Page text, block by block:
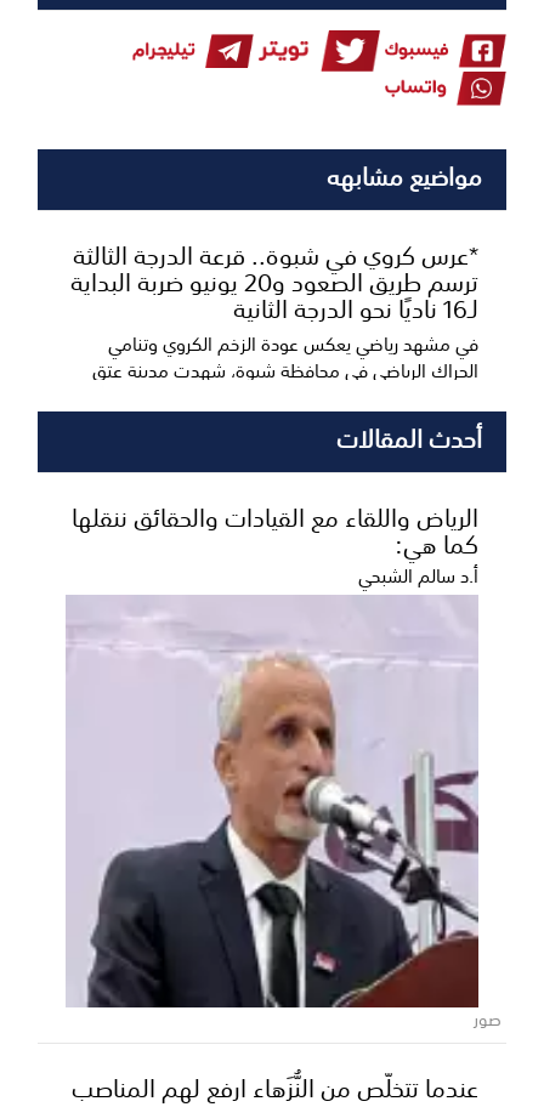
مواضيع مشابهه
*عرس كروي في شبوة.. قرعة الدرجة الثالثة
ترسم طريق الصعود و20 يونيو ضربة البداية
لـ16 ناديًا نحو الدرجة الثانية
في مشهد رياضي يعكس عودة الزخم الكروي وتنامي
الحراك الرياضي في محافظة شبوة، شهدت مدينة عتق
اليوم: تضامن شبوة والوطن حريب في اختبار
ودي مرتقب استعداداً لدوري الدرجة الثالثة
وكأس الجمهورية
يخوض الفريق الأول لكرة القدم بنادي تضامن شبوة، عصر
**اليوم السبت الموافق 6 يونيو 2026م**، مواجهة
ودي...
أحدث المقالات
الرياض واللقاء مع القيادات والحقائق ننقلها
كما هي:
أ.د سالم الشبحي
صور
عندما تتخلّص من النُّزَهاء ارفع لهم المناصب